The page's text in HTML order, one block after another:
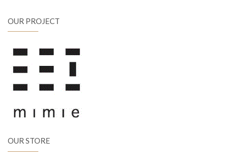
OUR PROJECT
OUR STORE